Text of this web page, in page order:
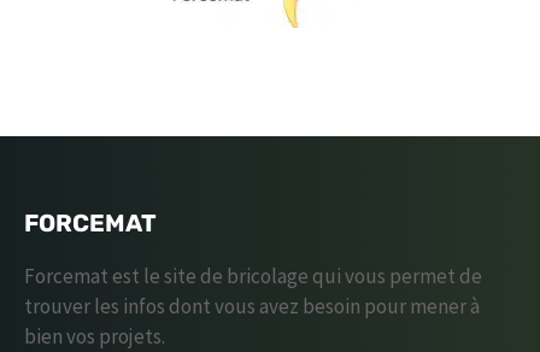
FORCEMAT
Forcemat est le site de bricolage qui vous permet de
trouver les infos dont vous avez besoin pour mener à
bien vos projets.